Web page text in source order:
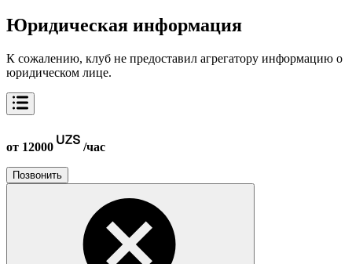
Юридическая информация
К сожалению, клуб не предоставил агрегатору информацию о
юридическом лице.
от 12000 /час
Позвонить